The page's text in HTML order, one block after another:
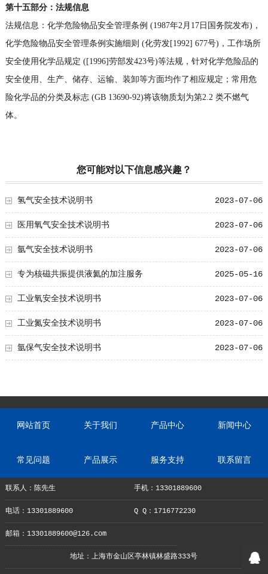
第十五部分：法规信息
法规信息：化学危险物品安全管理条例 (1987年2月17日国务院发布)，
化学危险物品安全管理条例实施细则 (化劳发[1992] 677号)，工作场所
安全使用化学品规定 ([1996]劳部发423号)等法规，针对化学危险品的
安全使用、生产、储存、运输、装卸等方面均作了相应规定；常用危
险化学品的分类及标志 (GB 13690-92)将该物质划为第2.2 类不燃气
体。
您可能对以下信息感兴趣？
2023-07-06
氢气安全技术说明书
2023-07-06
医用氧气安全技术说明书
2023-07-06
氩气安全技术说明书
2025-05-16
专为核磁共振提供液氦的加注服务
2023-07-06
工业氧安全技术说明书
2023-07-06
工业氮安全技术说明书
2023-07-06
氩保气安全技术说明书
网站首页 关于我们 产品中心 新闻中心
常见问题 产品展示 服务支持 联系留言
联系人：陈先生 手机：13301889600
电话：13301889600 Q Q：1716772230
邮箱：13301889600@126.com
地址：上海市金山区亭林镇林盛路333号